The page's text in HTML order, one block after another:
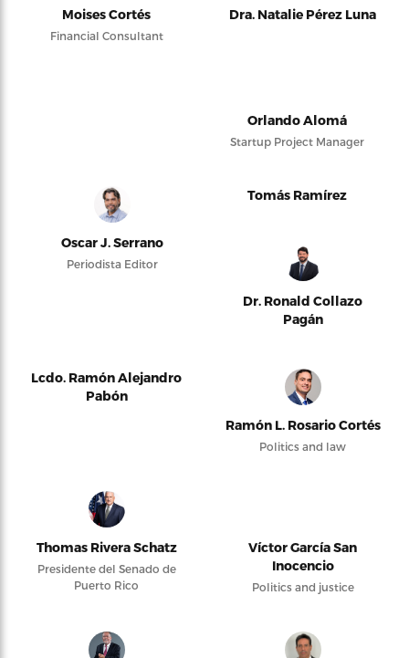
Moises Cortés
Financial Consultant
Dra. Natalie Pérez Luna
Orlando Alomá
Startup Project Manager
Oscar J. Serrano
Periodista Editor
Tomás Ramírez
Dr. Ronald Collazo
Pagán
Lcdo. Ramón Alejandro
Pabón
Ramón L. Rosario Cortés
Politics and law
Thomas Rivera Schatz
Presidente del Senado de
Puerto Rico
Víctor García San
Inocencio
Politics and justice